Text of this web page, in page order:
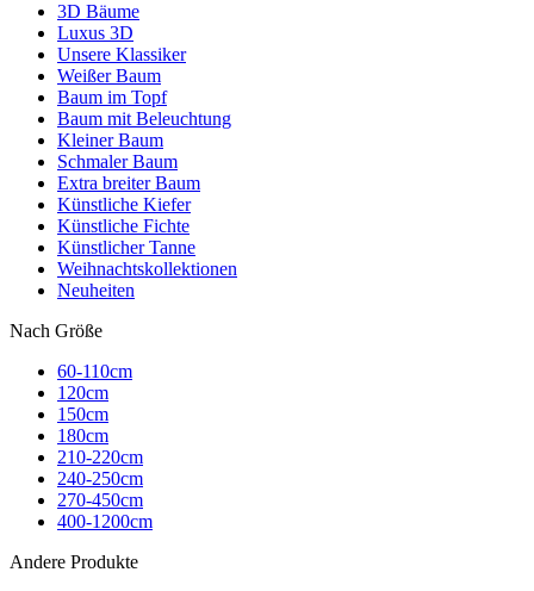
3D Bäume
Luxus 3D
Unsere Klassiker
Weißer Baum
Baum im Topf
Baum mit Beleuchtung
Kleiner Baum
Schmaler Baum
Extra breiter Baum
Künstliche Kiefer
Künstliche Fichte
Künstlicher Tanne
Weihnachtskollektionen
Neuheiten
Nach Größe
60-110cm
120cm
150cm
180cm
210-220cm
240-250cm
270-450cm
400-1200cm
Andere Produkte